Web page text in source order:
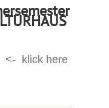
klick here